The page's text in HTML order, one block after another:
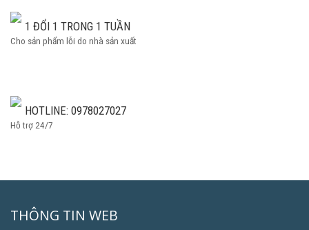
1 ĐỔI 1 TRONG 1 TUẦN
Cho sản phẩm lỗi do nhà sản xuất
HOTLINE: 0978027027
Hỗ trợ 24/7
THÔNG TIN WEB